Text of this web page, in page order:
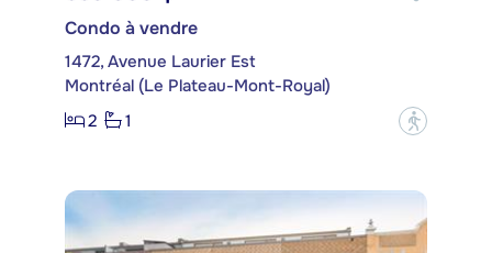
Condo à vendre
1472, Avenue Laurier Est
Montréal (Le Plateau-Mont-Royal)
2
1 ?